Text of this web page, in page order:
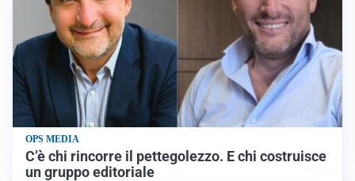
OPS MEDIA
C’è chi rincorre il pettegolezzo. E chi costruisce
un gruppo editoriale